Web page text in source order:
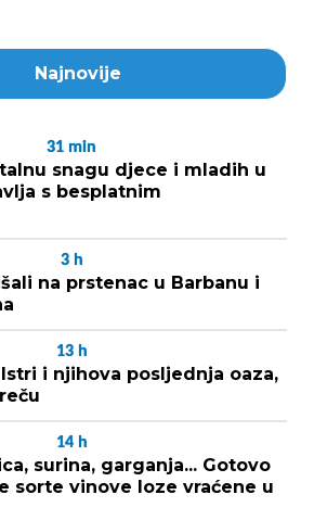
Najnovije
31 min
snagu djece i mladih u
s besplatnim
3 h
na prstenac u Barbanu i
13 h
i njihova posljednja oaza,
14 h
surina, garganja... Gotovo
sorte vinove loze vraćene u